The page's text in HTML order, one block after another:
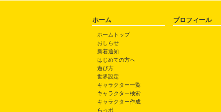
ホーム
ホームトップ
おしらせ
新着通知
はじめての方へ
遊び方
世界設定
キャラクター一覧
キャラクター検索
キャラクター作成
らっポ
プロフィール